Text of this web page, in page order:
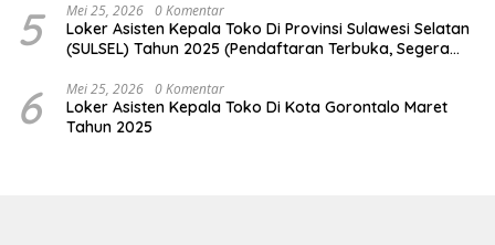
5 Mei 25, 2026 0 Komentar
Loker Asisten Kepala Toko Di Provinsi Sulawesi Selatan
(SULSEL) Tahun 2025 (Pendaftaran Terbuka, Segera
6 Mei 25, 2026 0 Komentar
Loker Asisten Kepala Toko Di Kota Gorontalo Maret
Tahun 2025